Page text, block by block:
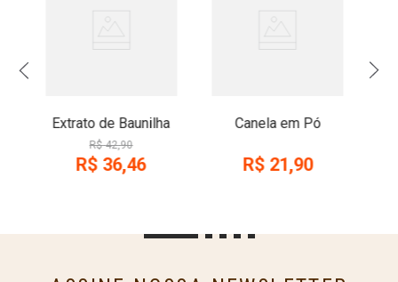
Extrato de Baunilha
R$ 42,90
R$ 36,46
Canela em Pó
R$ 21,90